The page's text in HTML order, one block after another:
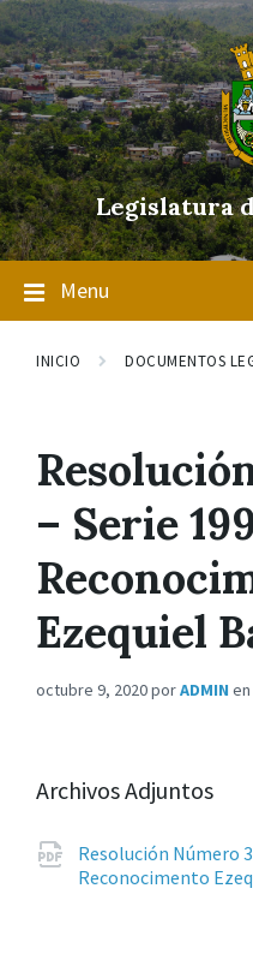
Skip
to
content
Skip
to
main
navigation
Skip
to
footer
Legislatura
Menu
INICIO DOCUMENTOS
– Serie
Ezequiel
octubre 9, 2020porADMIN en
Archivos Adjuntos
Resolución Número
Reconocimento